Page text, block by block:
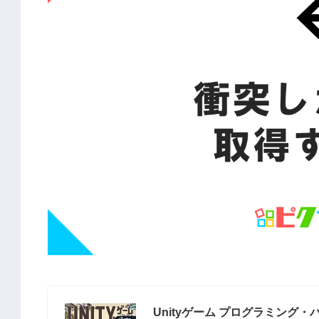
Unityゲーム プログラミング・